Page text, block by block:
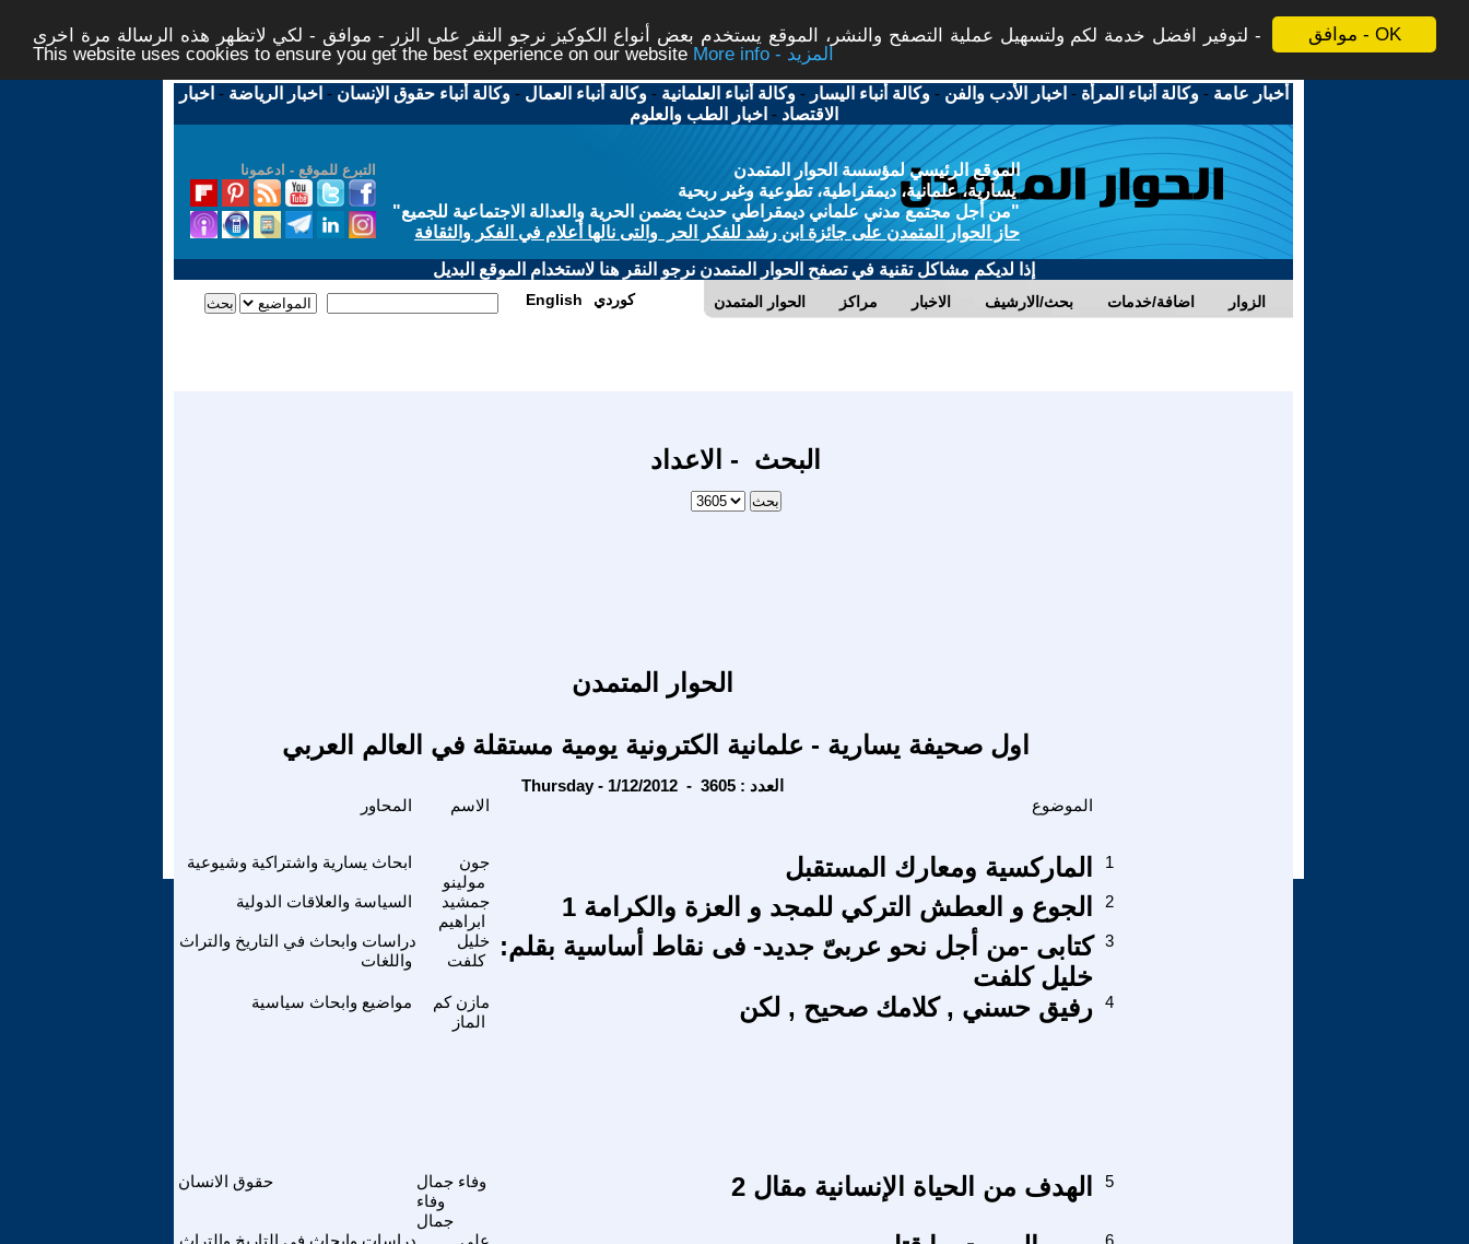
موافق - OK
لتوفير افضل خدمة لكم ولتسهيل عملية التصفح والنشر، الموقع يستخدم بعض أنواع الكوكيز نرجو النقر على الزر - موافق - لكي لاتظهر هذه الرسالة مرة اخرى -
This website uses cookies to ensure you get the best experience on our website
More info - المزيد
أخبار عامة -وكالة أنباء المرأة - اخبار الأدب والفن -وكالة أنباء اليسار -وكالة أنباء العلمانية -وكالة أنباء العمال -وكالة أنباء حقوق الإنسان - اخبار الرياضة - اخبار
الاقتصاد - اخبار الطب والعلوم
التبرع للموقع - ادعمونا
الموقع الرئيسي لمؤسسة الحوار المتمدن
يسارية، علمانية، ديمقراطية، تطوعية وغير ربحية
"من أجل مجتمع مدني علماني ديمقراطي حديث يضمن الحرية والعدالة الاجتماعية للجميع"
حاز الحوار المتمدن على جائزة ابن رشد للفكر الحر والتى نالها أعلام في الفكر والثقافة
إذا لديكم مشاكل تقنية في تصفح الحوار المتمدن نرجو النقر هنا لاستخدام الموقع البديل
الحوار المتمدن مراكز الاخبار بحث/الارشيف اضافة/خدمات الزوار English كوردي
البحث - الاعداد
الحوار المتمدن
اول صحيفة يسارية - علمانية الكترونية يومية مستقلة في العالم العربي
Thursday - 1/12/2012 - العدد : 3605
الاسم الموضوع
ابحاث يسارية واشتراكية وشيوعية
جون
مولينو
الماركسية ومعارك المستقبل 1
السياسة والعلاقات الدولية
جمشيد
ابراهيم
الجوع و العطش التركي للمجد و العزة والكرامة 1 2
دراسات وابحاث في التاريخ والتراث
واللغات
خليل
كلفت
كتابى -من أجل نحو عربىّ جديد- فى نقاط أساسية بقلم:
خليل كلفت
3
مواضيع وابحاث سياسية
مازن كم
الماز
رفيق حسني , كلامك صحيح , لكن 4
حقوق الانسان
وفاء جمال
وفاء
جمال
الهدف من الحياة الإنسانية مقال 2 5
دراسات وابحاث في التاريخ والتراث
علي
6